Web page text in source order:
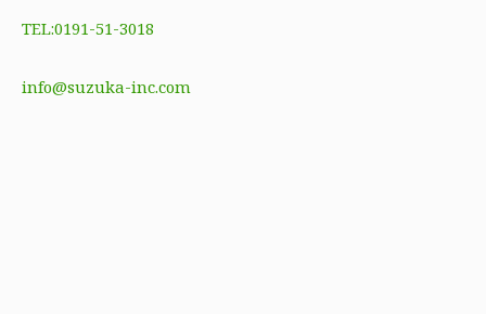
TEL:0191-51-3018
info@suzuka-inc.com